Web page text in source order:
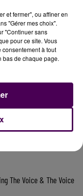
V and B Fest' 2026 !
The Voice & The Voice
et fermer", ou affiner en
"Gérer mes choix".
"Continuer sans
pour ce site. Vous
consentement à tout
bas de chaque page.